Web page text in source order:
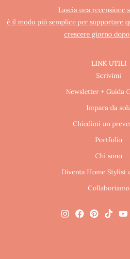
Lascia una recensione
è il modo più semplice per supportare
crescere giorno
LINK UTILI
Scrivimi
Newsletter + Guida
Impara da
Chiedimi un
Portfolio
Chi sono
Diventa Home Stylist
Collaboriamo